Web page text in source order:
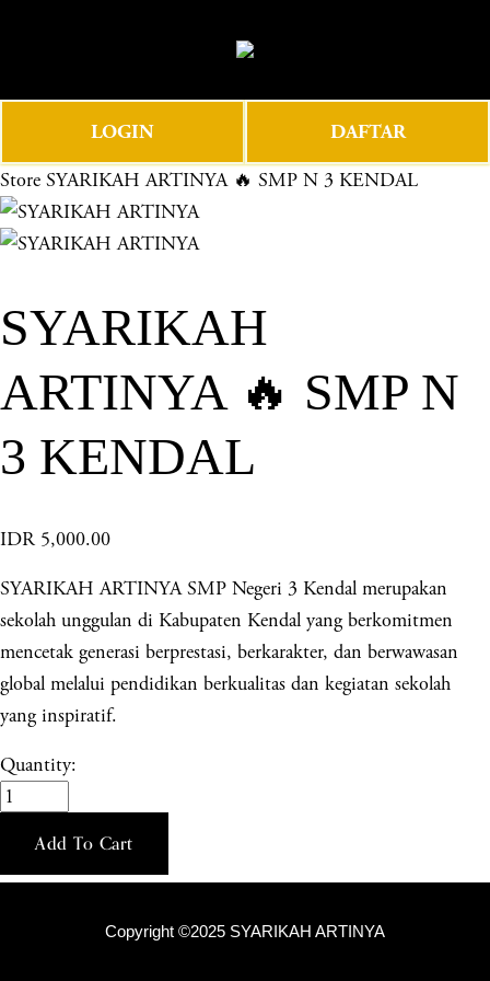
e
e
n
u
LOGIN DAFTAR
Store SYARIKAH ARTINYA 🔥 SMP N 3 KENDAL
SYARIKAH
ARTINYA 🔥 SMP N
3 KENDAL
IDR 5,000.00
SYARIKAH ARTINYA SMP Negeri 3 Kendal merupakan
sekolah unggulan di Kabupaten Kendal yang berkomitmen
mencetak generasi berprestasi, berkarakter, dan berwawasan
global melalui pendidikan berkualitas dan kegiatan sekolah
yang inspiratif.
Quantity:
Add To Cart
Copyright ©2025 SYARIKAH ARTINYA